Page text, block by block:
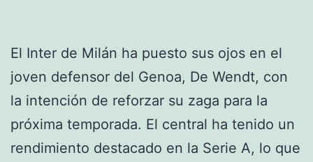
El Inter de Milán ha puesto sus ojos en el
joven defensor del Genoa, De Wendt, con
la intención de reforzar su zaga para la
próxima temporada. El central ha tenido un
rendimiento destacado en la Serie A, lo que